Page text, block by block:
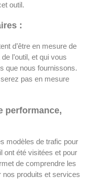
outil.
:
d’être en mesure de
l’outil, et qui vous
que nous fournissons.
pas en mesure
performance,
modèles de trafic pour
ont été visitées et pour
de comprendre les
nos produits et services